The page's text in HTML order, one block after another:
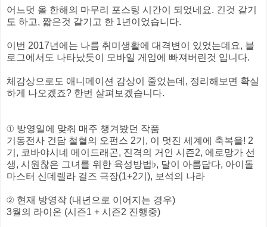
어느덧 올 한해의 마무리 포스팅 시간이 되었네요. 긴것 같기
도 하고, 짧은것 같기고 한 1년이었습니다.
이번 2017년에는 나름 취미생활에 대격변이 있었는데요, 블
로그에서도 나타났듯이 모바일 게임에 빠져버린것 입니다.
체감상으로도 애니메이션 감상이 줄었는데, 정리해보면 확실
하게 나오겠죠? 한번 살펴보겠습니다.
① 방영일에 맞춰 매주 챙겨봤던 작품
기동전사 건담 철혈의 오펀스 2기, 이 멋진 세계에 축복을! 2
기, 코바야시네 메이드래곤, 진격의 거인 시즌2, 에로망가 선
생, 시원찮은 그녀를 위한 육성방법♭, 달이 아름답다, 아이돌
마스터 신데렐라 걸즈 극장(1+2기), 보석의 나라
② 현재 방영작 (내년으로 이어지는 경우)
3월의 라이온 (시즌1 + 시즌2 진행중)